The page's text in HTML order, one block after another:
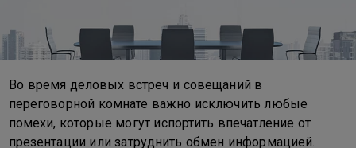
Во время деловых встреч и совещаний в
переговорной комнате важно исключить любые
помехи, которые могут испортить впечатление от
презентации или затруднить обмен информацией.